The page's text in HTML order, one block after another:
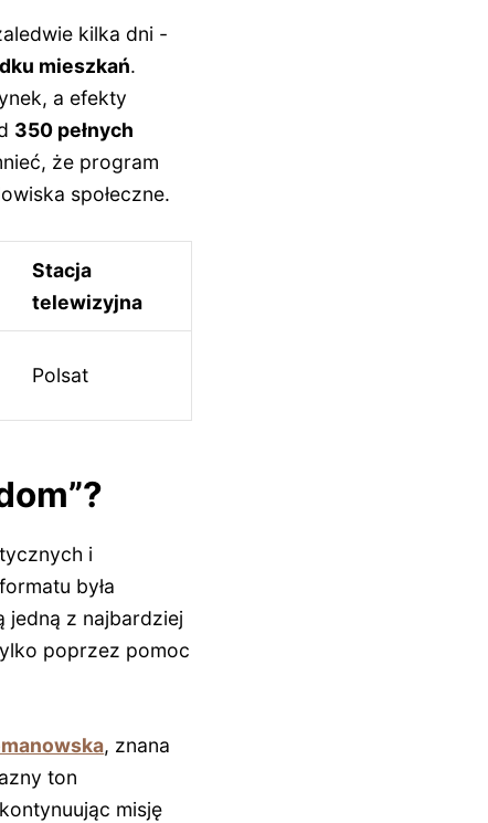
kilka dni -
mieszkań.
a efekty
350 pełnych
że program
społeczne.
Stacja
telewizyjna
Polsat
i
była
jedną z najbardziej
poprzez pomoc
, znana
ton
misję